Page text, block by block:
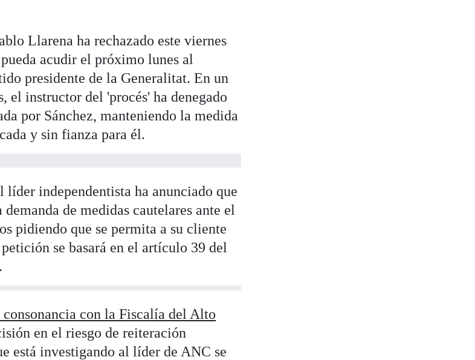
Llarena ha rechazado este viernes
acudir el próximo lunes al
presidente de la Generalitat. En un
el instructor del 'procés' ha denegado
por Sánchez, manteniendo la medida
y sin fianza para él.
independentista ha anunciado que
de medidas cautelares ante el
pidiendo que se permita a su cliente
se basará en el artículo 39 del
consonancia con la Fiscalía del Alto
en el riesgo de reiteración
está investigando al líder de ANC se